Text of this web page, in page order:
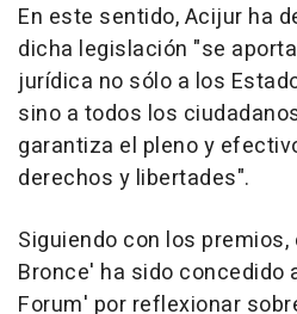
En este sentido, Acijur ha
dicha legislación "se
jurídica no sólo a los
sino a todos los
garantiza el pleno y
derechos y libertades".
Siguiendo con los
Bronce' ha sido concedido
Forum' por reflexionar